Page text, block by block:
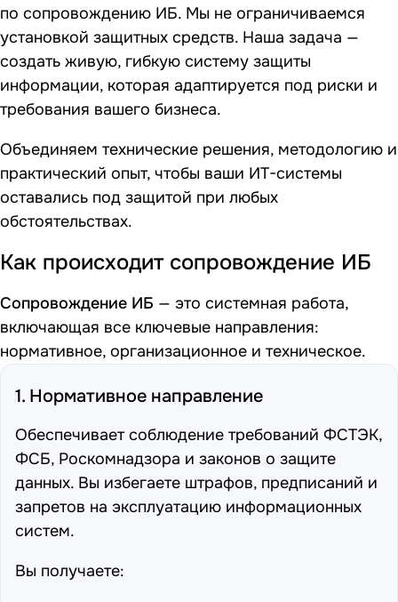
по сопровождению ИБ. Мы не ограничиваемся
установкой защитных средств. Наша задача —
создать живую, гибкую систему защиты
информации, которая адаптируется под риски и
требования вашего бизнеса.
Объединяем технические решения, методологию и
практический опыт, чтобы ваши ИТ-системы
оставались под защитой при любых
обстоятельствах.
Как происходит сопровождение ИБ
Сопровождение ИБ — это системная работа,
включающая все ключевые направления:
нормативное, организационное и техническое.
1. Нормативное направление
Обеспечивает соблюдение требований ФСТЭК,
ФСБ, Роскомнадзора и законов о защите
данных. Вы избегаете штрафов, предписаний и
запретов на эксплуатацию информационных
систем.
Вы получаете: